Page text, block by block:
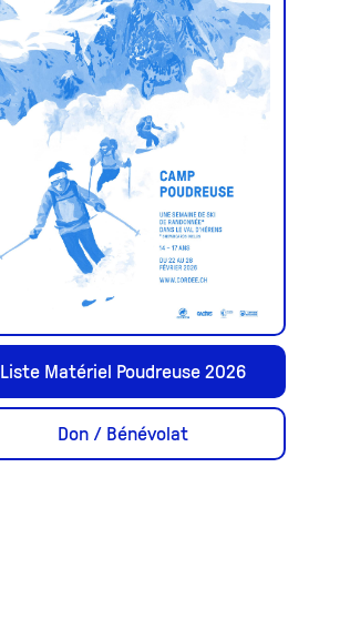
Liste Matériel Poudreuse 2026
Don / Bénévolat